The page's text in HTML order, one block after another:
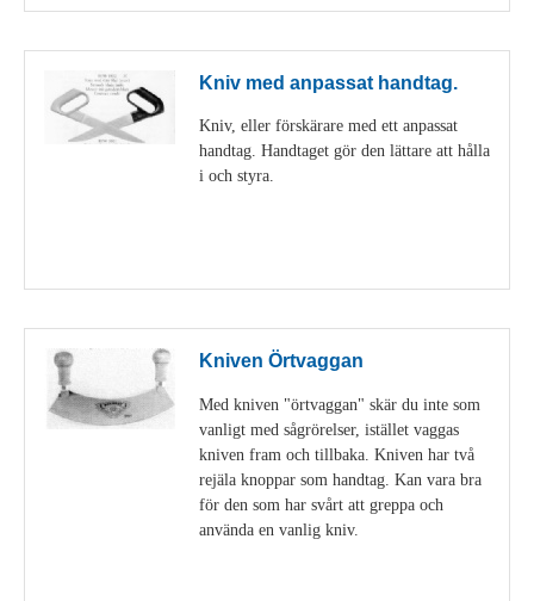
Kniv med anpassat handtag.
Kniv, eller förskärare med ett anpassat
handtag. Handtaget gör den lättare att hålla
i och styra.
Kniven Örtvaggan
Med kniven "örtvaggan" skär du inte som
vanligt med sågrörelser, istället vaggas
kniven fram och tillbaka. Kniven har två
rejäla knoppar som handtag. Kan vara bra
för den som har svårt att greppa och
använda en vanlig kniv.